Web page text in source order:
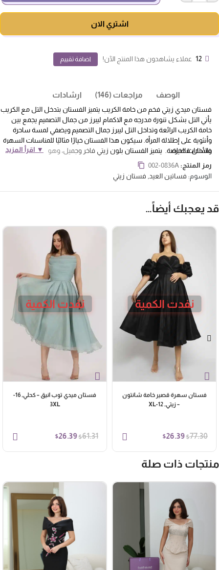
اشتري الان
12 عملاء يشاهدون هذا المنتج الآن! اضافة تقييم
الوصف مراجعات (146) ارشادات
فستان ميدي زيتي فخم من خامة الكريب يتميز الفستان بتدخل التل مع الكريب
يأتي التل بشكل تنورة مدرجه مع الاكمام ليبرز من جمال التصميم يجمع بين
خامة الكريب الرائعة وتداخل التل ليبرز جمال التصميم ويضفي لمسة ساحرة
وأنثوية على إطلالة المرأة. سيكون هذا الفستان خيارًا مثاليًا للمناسبات السهرة
والأحداث الخاصة.يتميز الفستان بلون زيتي فاخر وجميل، وهو لون محايد
يضفي لمسة أناقة وتميز على الفستان. اللون الزيتي يعتبر خيارًا راقيًا وملفتًا
للنظر في الأزياء السهرة.
فستان قصيرة
▼ اقرأ المزيد
رمز المنتج:002-0836A
الوسوم:فساتين العيد, فستان زيتي
يعجبك أيضاً…
نفدت الكمية
فستان سهرة قصير خامة شانتون
– زيتي, 12-XL
$77.30
$26.39
نفدت الكمية
فستان ميدي توب انيق – كحلي, 16-
3XL
$61.31
$26.39
ذات صلة